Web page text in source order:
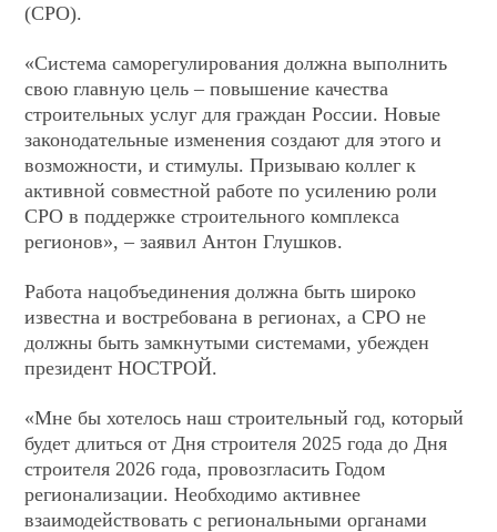
(СРО).
«Система саморегулирования должна выполнить
свою главную цель – повышение качества
строительных услуг для граждан России. Новые
законодательные изменения создают для этого и
возможности, и стимулы. Призываю коллег к
активной совместной работе по усилению роли
СРО в поддержке строительного комплекса
регионов», – заявил Антон Глушков.
Работа нацобъединения должна быть широко
известна и востребована в регионах, а СРО не
должны быть замкнутыми системами, убежден
президент НОСТРОЙ.
«Мне бы хотелось наш строительный год, который
будет длиться от Дня строителя 2025 года до Дня
строителя 2026 года, провозгласить Годом
регионализации. Необходимо активнее
взаимодействовать с региональными органами